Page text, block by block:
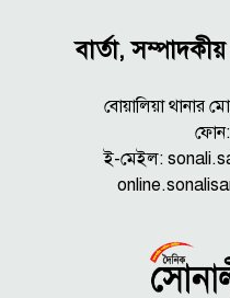
বার্তা,
বোয়ালিয়া থানার
ই-মেইল: